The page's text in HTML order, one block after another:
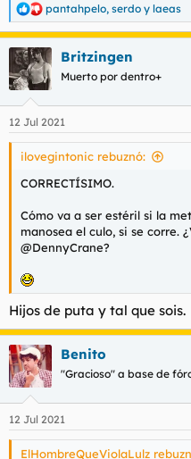
R
e
a
c
c
i
e
s
pantahpelo, serdo y laeas
Britzingen
Muerto por dentro+
12 Jul 2021
ilovegintonic rebuznó:
CORRECTÍSIMO.
Cómo va a ser estéril si la
manosea el culo, si se corre.
@DennyCrane?
Hijos de puta y tal que sois.
Benito
"Gracioso" a base de
12 Jul 2021
ElHombreQueViolaLulz